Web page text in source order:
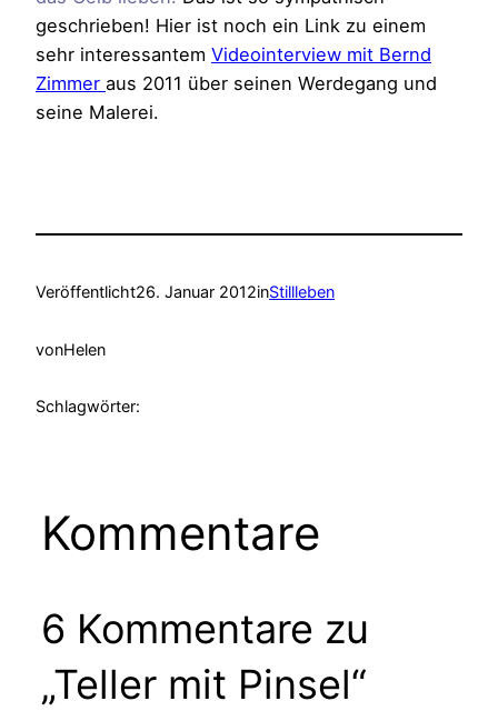
geschrieben! Hier ist noch ein Link zu einem
sehr interessantem Videointerview mit Bernd
Zimmer aus 2011 über seinen Werdegang und
seine Malerei.
Veröffentlicht26. Januar 2012inStillleben
vonHelen
Schlagwörter:
Kommentare
6 Kommentare zu
„Teller mit Pinsel“